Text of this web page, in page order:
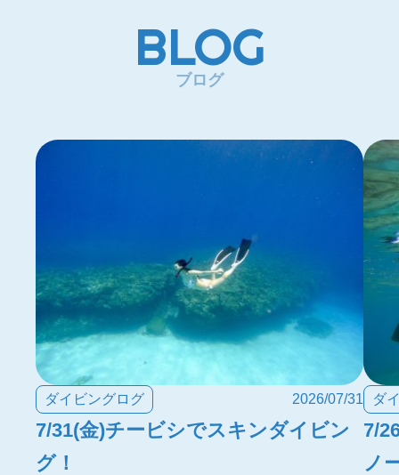
BLOG
ブログ
ダイビングログ 2026/07/31
7/31(金)チービシでスキンダイビン
グ！
ダ
7/
ノ